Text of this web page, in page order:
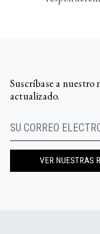
Suscríbase a
actualizado.
VER NUESTRAS